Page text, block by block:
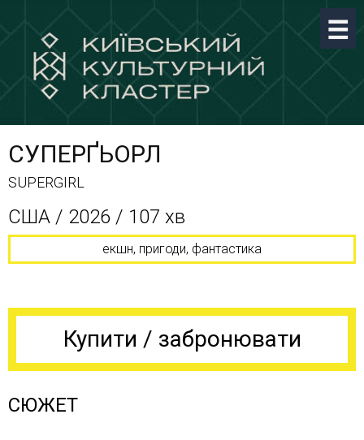
СУПЕРҐЬОРЛ
SUPERGIRL
США / 2026 / 107 хв
екшн, пригоди, фантастика
Купити / забронювати
СЮЖЕТ